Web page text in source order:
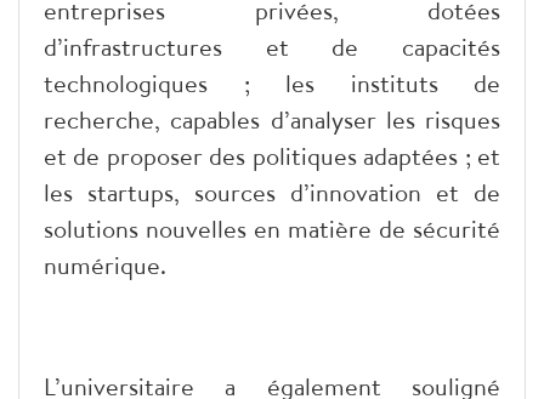
entreprises privées, dotées
d’infrastructures et de capacités
technologiques ; les instituts de
recherche, capables d’analyser les risques
et de proposer des politiques adaptées ; et
les startups, sources d’innovation et de
solutions nouvelles en matière de sécurité
numérique.
L’universitaire a également souligné